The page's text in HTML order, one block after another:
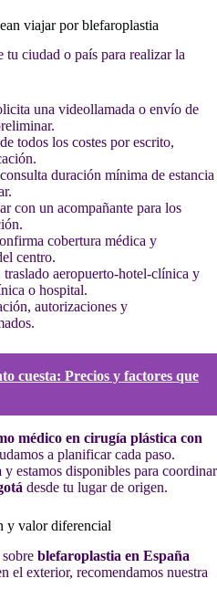
viajar por blefaroplastia
tu ciudad o país para realizar la
una videollamada o envío de
todos los costes por escrito,
consulta duración mínima de estancia
con un acompañante para los
cobertura médica y
centro.
traslado aeropuerto-hotel-clínica y
o hospital.
autorizaciones y
cuesta: Precios y factores que
médico en cirugía plástica con
a planificar cada paso.
y estamos disponibles para coordinar
desde tu lugar de origen.
y valor diferencial
blefaroplastia en España
el exterior, recomendamos nuestra